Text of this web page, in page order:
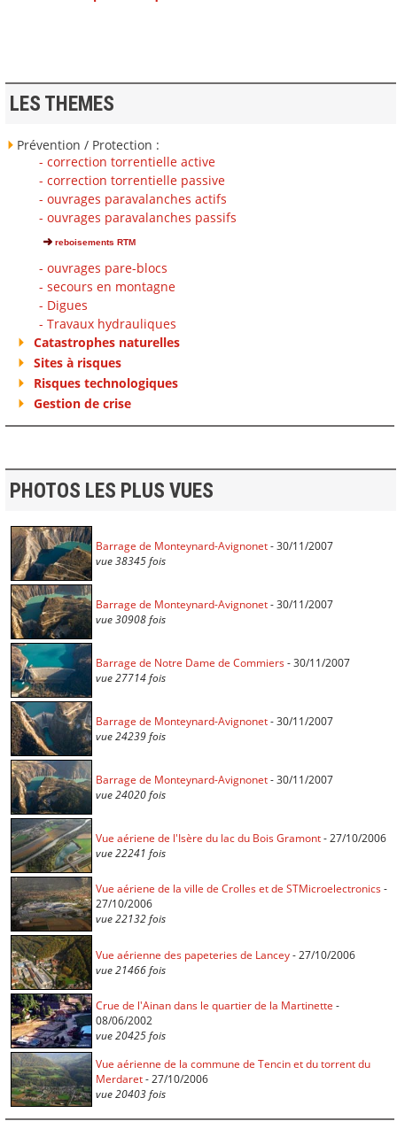
LES THEMES
Prévention / Protection :
- correction torrentielle active
- correction torrentielle passive
- ouvrages paravalanches actifs
- ouvrages paravalanches passifs
reboisements RTM
- ouvrages pare-blocs
- secours en montagne
- Digues
- Travaux hydrauliques
Catastrophes naturelles
Sites à risques
Risques technologiques
Gestion de crise
PHOTOS LES PLUS VUES
Barrage de Monteynard-Avignonet- 30/11/2007
vue 38345 fois
Barrage de Monteynard-Avignonet- 30/11/2007
vue 30908 fois
Barrage de Notre Dame de Commiers- 30/11/2007
vue 27714 fois
Barrage de Monteynard-Avignonet- 30/11/2007
vue 24239 fois
Barrage de Monteynard-Avignonet- 30/11/2007
vue 24020 fois
Vue aériene de l'Isère du lac du Bois Gramont- 27/10/2006
vue 22241 fois
Vue aériene de la ville de Crolles et de STMicroelectronics-
27/10/2006
vue 22132 fois
Vue aérienne des papeteries de Lancey- 27/10/2006
vue 21466 fois
Crue de l'Ainan dans le quartier de la Martinette -
08/06/2002
vue 20425 fois
Vue aérienne de la commune de Tencin et du torrent du
Merdaret- 27/10/2006
vue 20403 fois